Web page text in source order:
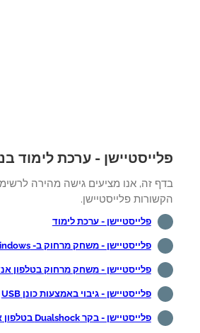
- ערכת לימוד בנושא:
זה, אנו מציעים גישה מהירה לרשימת
פלייסטיישן.
פלייסטיישן - ערכת לימוד
פלייסטיישן - משחק מרחוק ב- Windows
פלייסטיישן - משחק מרחוק בטלפון אנדרואיד
פלייסטיישן - גיבוי באמצעות כונן USB
פלייסטיישן - בקר Dualshock בטלפון אנדרואיד